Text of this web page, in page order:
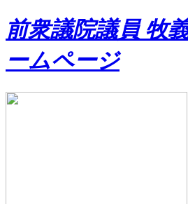
前衆議院議員 牧
ームページ